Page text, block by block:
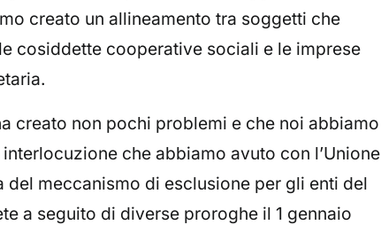
creato un allineamento tra soggetti che
cosiddette cooperative sociali e le imprese
creato non pochi problemi e che noi abbiamo
che abbiamo avuto con l’Unione
del meccanismo di esclusione per gli enti del
a seguito di diverse proroghe il 1 gennaio